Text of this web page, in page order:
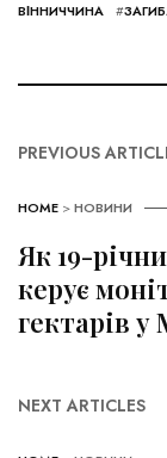
ВІННИЧЧИНА
#
PREVIOUS
HOME >НОВИНИ
Як 19-
керує
гектарів
NEXT ARTICLES